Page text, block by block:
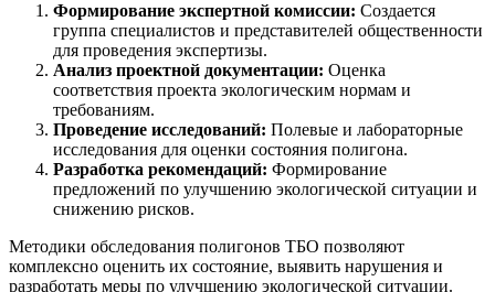
Формирование экспертной комиссии: Создается
группа специалистов и представителей общественности
для проведения экспертизы.
Анализ проектной документации: Оценка
соответствия проекта экологическим нормам и
требованиям.
Проведение исследований: Полевые и лабораторные
исследования для оценки состояния полигона.
Разработка рекомендаций: Формирование
предложений по улучшению экологической ситуации и
снижению рисков.
Методики обследования полигонов ТБО позволяют
комплексно оценить их состояние, выявить нарушения и
разработать меры по улучшению экологической ситуации.